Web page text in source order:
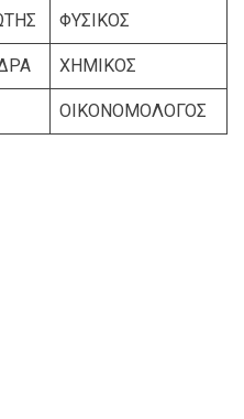
ΦΥΣΙΚΟΣ
ΧΗΜΙΚΟΣ
ΟΙΚΟΝΟΜΟΛΟΓΟΣ